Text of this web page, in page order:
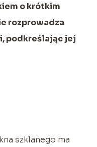
o krótkim
rozprowadza
podkreślając jej
szklanego ma